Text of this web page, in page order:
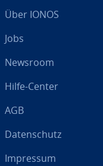
Über IONOS
Jobs
Newsroom
Hilfe-Center
AGB
Da­ten­schutz
Impressum